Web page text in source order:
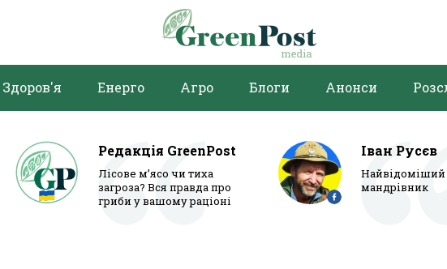
Здоров'я Енерго Агро Блоги Анонси
Редакція GreenPost
Лісове м’ясо чи тиха
загроза? Вся правда про
гриби у вашому раціоні
Іван Русєв
мандрівник